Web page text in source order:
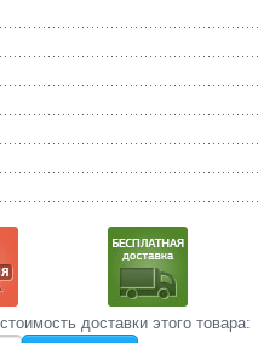
доставки этого товара: